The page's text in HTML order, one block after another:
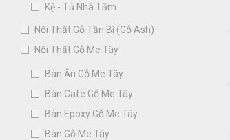
Kệ - Tủ Nhà Tắm
Nội Thất Gỗ Tần Bì (Gỗ Ash)
Nội Thất Gỗ Me Tây
Bàn Ăn Gỗ Me Tây
Bàn Cafe Gỗ Me Tây
Bàn Epoxy Gỗ Me Tây
Bàn Gỗ Me Tây